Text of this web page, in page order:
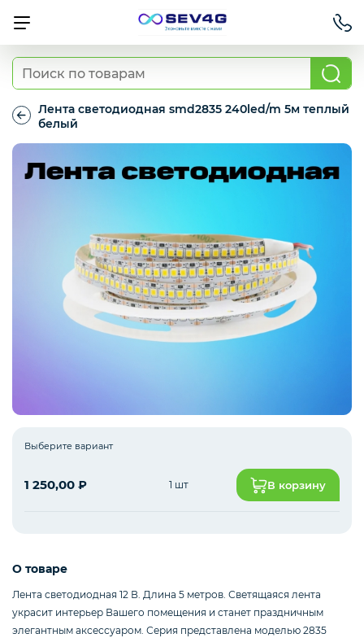
Тарифы
Для Автомобиля
Интернет оборудование
Мобильные аксессуары
Телевизоры
Лента светодиодная smd2835 240led/m 5м теплый
белый
Лента
светодиодная
smd2835
Выберите вариант
1 250,00 ₽ 1 шт В корзину
О товаре
Лента светодиодная 12 В. Длина 5 метров. Светящаяся лента
украсит интерьер Вашего помещения и станет праздничным
элегантным аксессуаром. Серия представлена моделью 2835